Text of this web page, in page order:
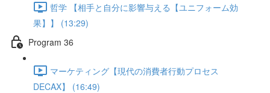
哲学 【相手と自分に影響与える【ユニフォーム効
果】】 (13:29)
Program 36
マーケティング【現代の消費者行動プロセス
DECAX】 (16:49)